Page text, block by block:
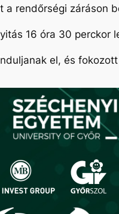
rendőrségi záráson
16 óra 30 perckor
el, és